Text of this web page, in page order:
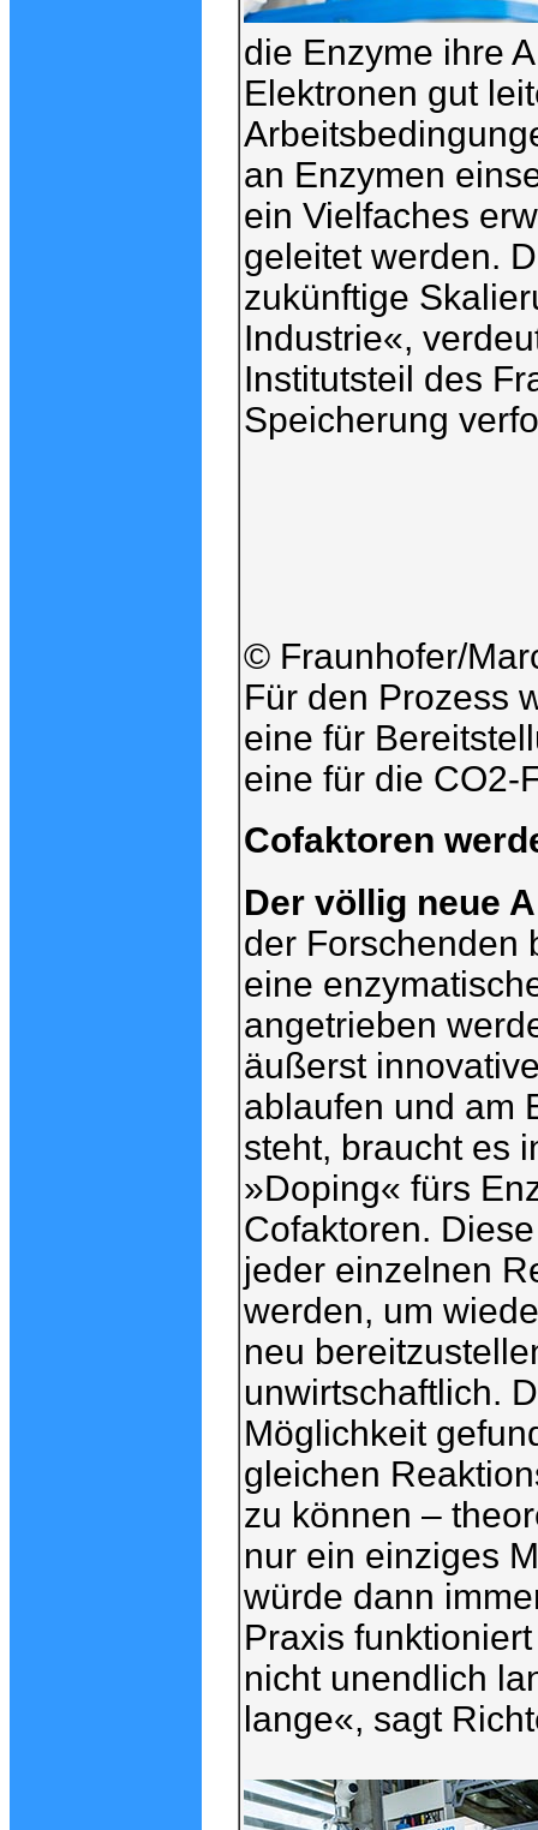
die Enzyme ihre
Elektronen gut
an Enzymen
ein Vielfaches
geleitet werden.
zukünftige
Industrie«,
Institutsteil des
Speicherung
© Fraunhofer/
Für den Prozess
eine für
eine für die CO2-
Cofaktoren
Der völlig neue
der Forschenden
eine
angetrieben
äußerst
ablaufen und am
steht, braucht es
»Doping« fürs
Cofaktoren.
jeder einzelnen
werden, um
neu
unwirtschaftlich.
Möglichkeit
gleichen
zu können –
nur ein einziges
würde dann
Praxis
nicht unendlich
lange«, sagt